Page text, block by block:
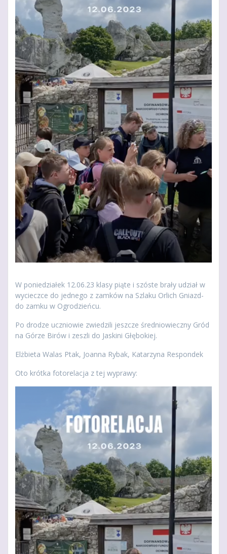
W poniedziałek 12.06.23 klasy piąte i szóste brały udział w
wycieczce do jednego z zamków na Szlaku Orlich Gniazd-
do zamku w Ogrodzieńcu.
Po drodze uczniowie zwiedzili jeszcze średniowieczny Gród
na Górze Birów i zeszli do Jaskini Głębokiej.
Elżbieta Walas Ptak, Joanna Rybak, Katarzyna Respondek
Oto krótka fotorelacja z tej wyprawy: